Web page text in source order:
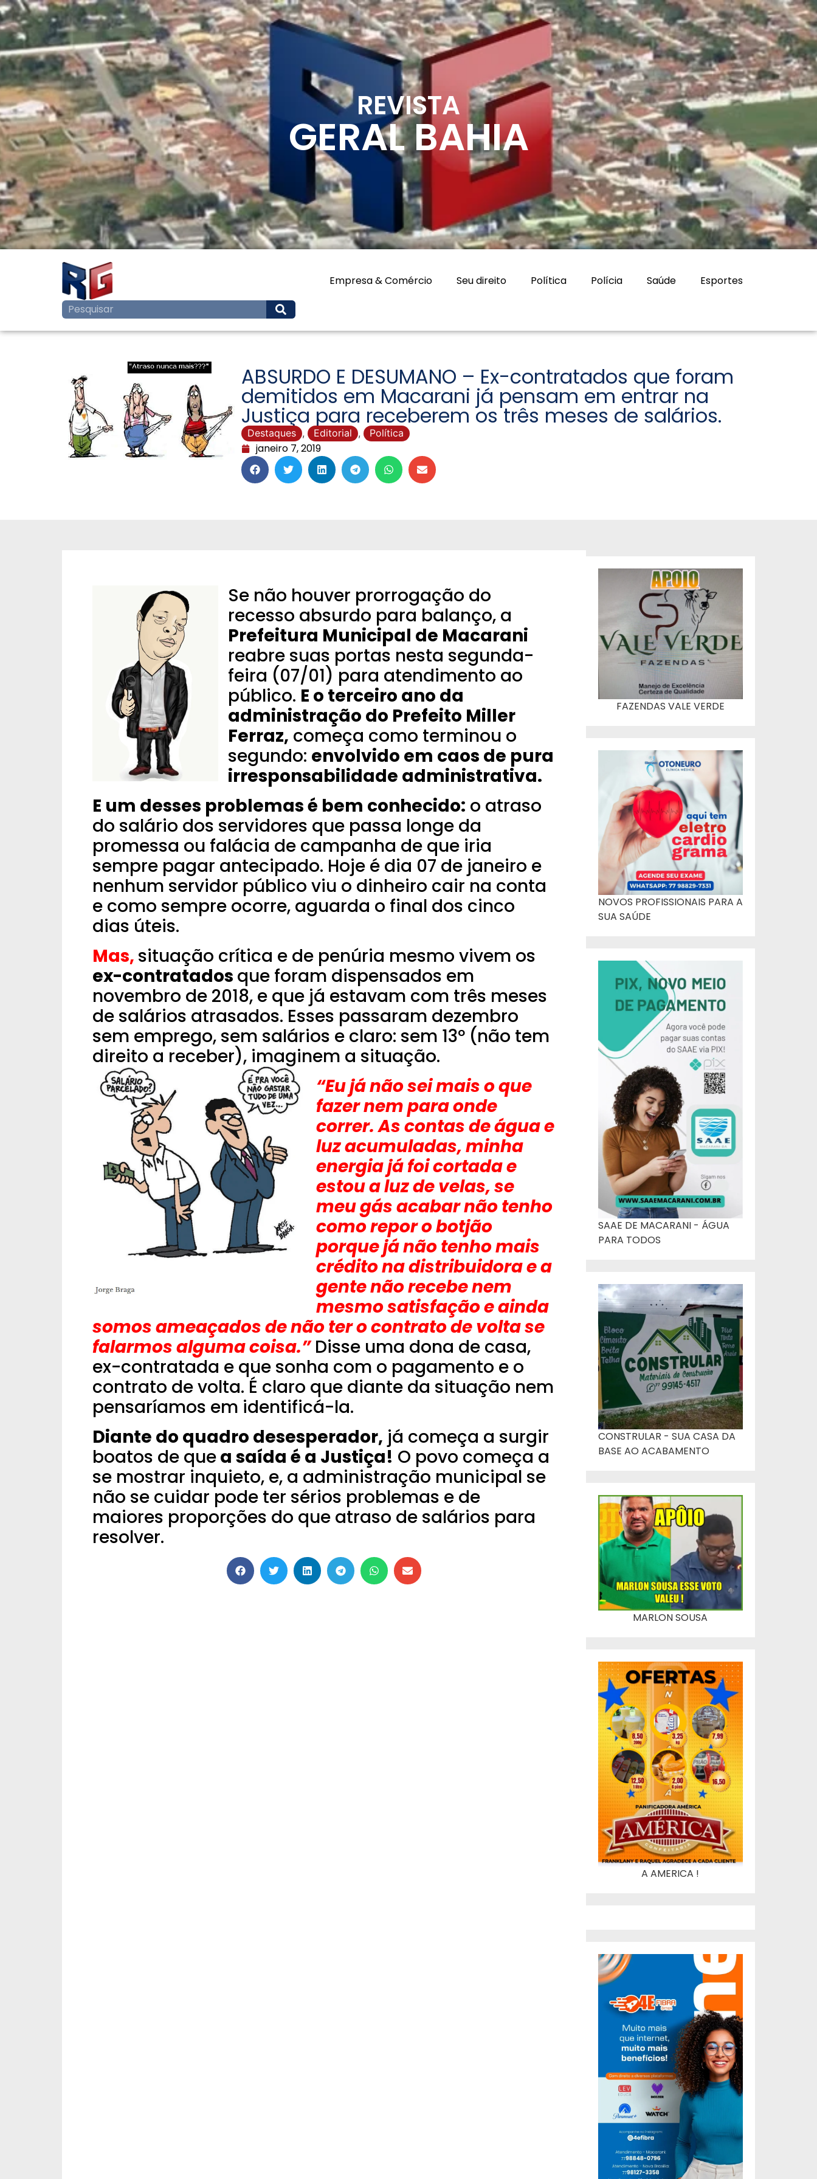
REVISTA
GERAL BAHIA
Empresa & Comércio Seu direito Política Polícia Saúde Esportes
ABSURDO E DESUMANO – Ex-contratados que foram
demitidos em Macarani já pensam em entrar na
Justiça para receberem os três meses de salários.
Destaques , Editorial , Política
janeiro 7, 2019
Se não houver prorrogação do
recesso absurdo para balanço, a
Prefeitura Municipal de Macarani
reabre suas portas nesta segunda-
feira (07/01) para atendimento ao
público. E o terceiro ano da
administração do Prefeito Miller
Ferraz, começa como terminou o
segundo: envolvido em caos de pura
irresponsabilidade administrativa.
E um desses problemas é bem conhecido: o atraso
do salário dos servidores que passa longe da
promessa ou falácia de campanha de que iria
sempre pagar antecipado. Hoje é dia 07 de janeiro e
nenhum servidor público viu o dinheiro cair na conta
e como sempre ocorre, aguarda o final dos cinco
dias úteis.
Mas, situação crítica e de penúria mesmo vivem os
ex-contratados que foram dispensados em
novembro de 2018, e que já estavam com três meses
de salários atrasados. Esses passaram dezembro
sem emprego, sem salários e claro: sem 13º (não tem
direito a receber), imaginem a situação.
“Eu já não sei mais o que
fazer nem para onde
correr. As contas de água e
luz acumuladas, minha
energia já foi cortada e
estou a luz de velas, se
meu gás acabar não tenho
como repor o botjão
porque já não tenho mais
crédito na distribuidora e a
gente não recebe nem
mesmo satisfação e ainda
somos ameaçados de não ter o contrato de volta se
falarmos alguma coisa.”Disse uma dona de casa,
ex-contratada e que sonha com o pagamento e o
contrato de volta. É claro que diante da situação nem
pensaríamos em identificá-la.
Diante do quadro desesperador, já começa a surgir
boatos de quea saída é a Justiça! O povo começa a
se mostrar inquieto, e, a administração municipal se
não se cuidar pode ter sérios problemas e de
maiores proporções do que atraso de salários para
resolver.
FAZENDAS VALE VERDE
NOVOS PROFISSIONAIS PARA A
SUA SAÚDE
SAAE DE MACARANI - ÁGUA
PARA TODOS
CONSTRULAR - SUA CASA DA
BASE AO ACABAMENTO
MARLON SOUSA
A AMERICA !